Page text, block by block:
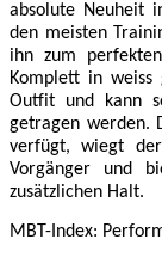
absolute Neuheit
den meisten
ihn zum
Komplett in weiss
Outfit und kann
getragen werden.
verfügt, wiegt
Vorgänger und
zusätzlichen Halt.
MBT-Index: